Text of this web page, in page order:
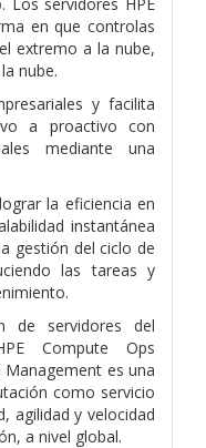
en que controlas
extremo a la nube,
nube.
y facilita
a proactivo con
mediante una
la eficiencia en
instantánea
gestión del ciclo de
las tareas y
de servidores del
Compute Ops
Management es una
como servicio
agilidad y velocidad
a nivel global.